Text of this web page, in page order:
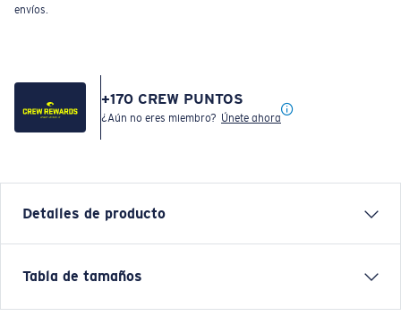
envíos.
+170 CREW PUNTOS
¿Aún no eres miembro? Únete ahora
Detalles de producto
Inspired by water and fueled by adventure, Costa T-
Tabla de tamaños